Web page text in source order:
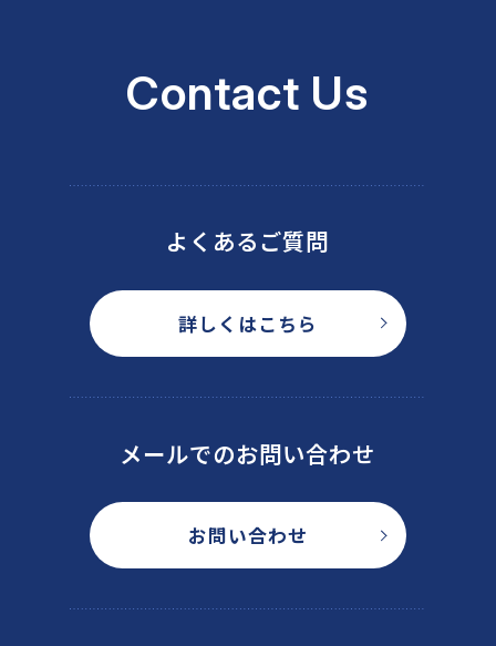
Contact Us
よくあるご質問
詳しくはこちら
メールでのお問い合わせ
お問い合わせ